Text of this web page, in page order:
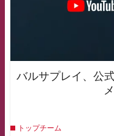
バルサプレイ、公
トップチーム